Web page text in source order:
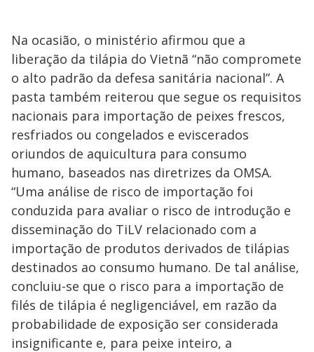
Na ocasião, o ministério afirmou que a
liberação da tilápia do Vietnã “não compromete
o alto padrão da defesa sanitária nacional”. A
pasta também reiterou que segue os requisitos
nacionais para importação de peixes frescos,
resfriados ou congelados e eviscerados
oriundos de aquicultura para consumo
humano, baseados nas diretrizes da OMSA.
“Uma análise de risco de importação foi
conduzida para avaliar o risco de introdução e
disseminação do TiLV relacionado com a
importação de produtos derivados de tilápias
destinados ao consumo humano. De tal análise,
concluiu-se que o risco para a importação de
filés de tilápia é negligenciável, em razão da
probabilidade de exposição ser considerada
insignificante e, para peixe inteiro, a